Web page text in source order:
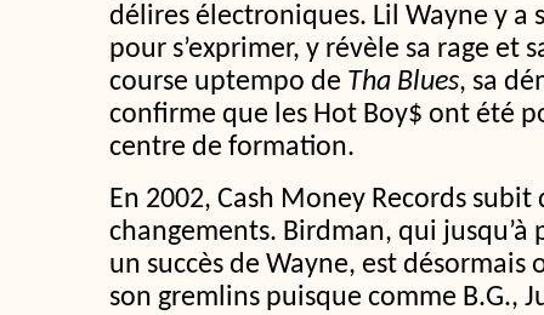
délires électroniques. Lil Wayne y a
pour s’exprimer, y révèle sa rage et
course uptempo de Tha Blues, sa
confirme que les Hot Boy$ ont été
centre de formation.
En 2002, Cash Money Records
changements. Birdman, qui jusqu’à
un succès de Wayne, est désormais
son gremlins puisque comme B.G.,